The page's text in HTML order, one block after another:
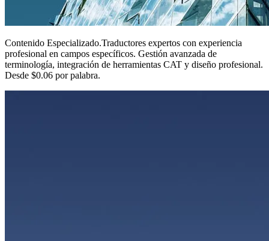
Contenido Especializado.Traductores expertos con experiencia
profesional en campos específicos. Gestión avanzada de
terminología, integración de herramientas CAT y diseño profesional.
Desde $0.06 por palabra.